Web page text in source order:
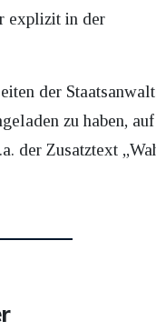
explizit in der
der
zu haben,
der Zusatztext